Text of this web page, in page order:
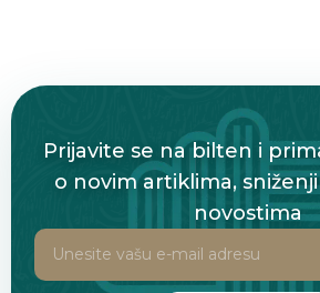
Prijavite se na bilten i
o novim artiklima,
novostima